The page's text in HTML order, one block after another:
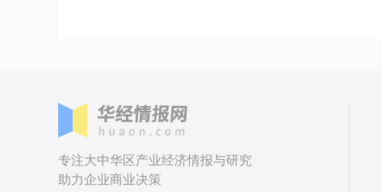
专注大中华区产业经济情报与研究
助力企业商业决策